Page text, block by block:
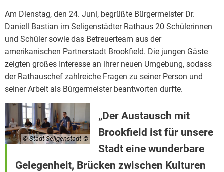
Am Dienstag, den 24. Juni, begrüßte Bürgermeister Dr.
Daniell Bastian im Seligenstädter Rathaus 20 Schülerinnen
und Schüler sowie das Betreuerteam aus der
amerikanischen Partnerstadt Brookfield. Die jungen Gäste
zeigten großes Interesse an ihrer neuen Umgebung, sodass
der Rathauschef zahlreiche Fragen zu seiner Person und
seiner Arbeit als Bürgermeister beantworten durfte.
© Stadt Seligenstadt
„Der Austausch mit
Brookfield ist für unsere
Stadt eine wunderbare
Gelegenheit, Brücken zwischen Kulturen